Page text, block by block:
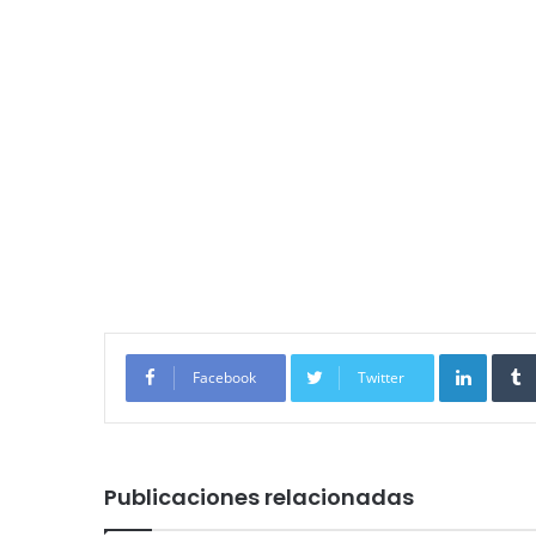
Facebook Twitter
Publicaciones relacionadas